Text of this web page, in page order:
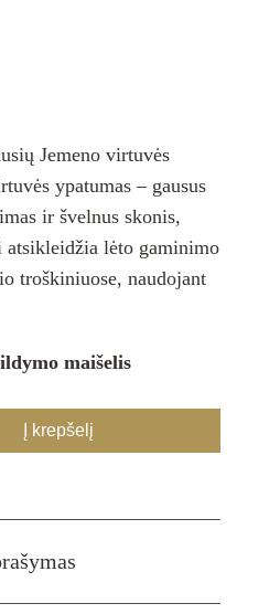
Jemeno virtuvės
ypatumas – gausus
ir švelnus skonis,
atsikleidžia lėto gaminimo
troškiniuose, naudojant
maišelis
Į krepšelį